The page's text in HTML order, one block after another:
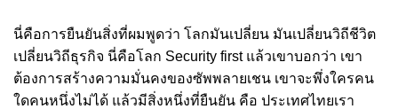
นี่คือการยืนยันสิ่งที่ผมพูดว่า โลกมันเปลี่ยน มันเปลี่ยนวิถีชีวิต
เปลี่ยนวิถีธุรกิจ นี่คือโลก Security first แล้วเขาบอกว่า เขา
ต้องการสร้างความมั่นคงของซัพพลายเชน เขาจะพึ่งใครคน
ใดคนหนึ่งไม่ได้ แล้วมีสิ่งหนึ่งที่ยืนยัน คือ ประเทศไทยเรา